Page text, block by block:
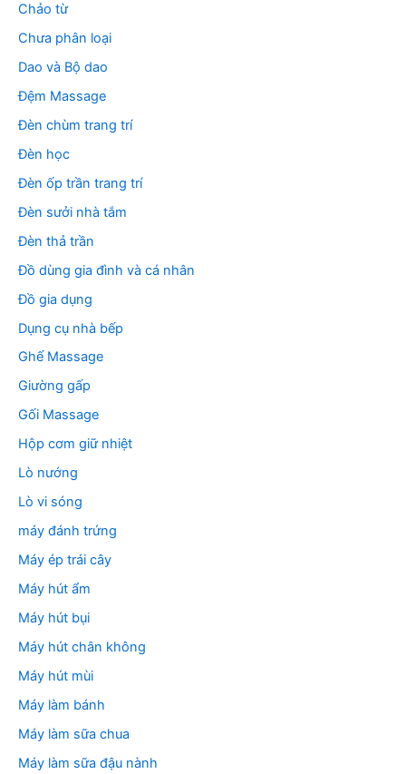
Chảo từ
Chưa phân loại
Dao và Bộ dao
Đệm Massage
Đèn chùm trang trí
Đèn học
Đèn ốp trần trang trí
Đèn sưởi nhà tắm
Đèn thả trần
Đồ dùng gia đình và cá nhân
Đồ gia dụng
Dụng cụ nhà bếp
Ghế Massage
Giường gấp
Gối Massage
Hộp cơm giữ nhiệt
Lò nướng
Lò vi sóng
máy đánh trứng
Máy ép trái cây
Máy hút ẩm
Máy hút bụi
Máy hút chân không
Máy hút mùi
Máy làm bánh
Máy làm sữa chua
Máy làm sữa đậu nành